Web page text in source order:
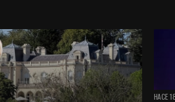
HACE